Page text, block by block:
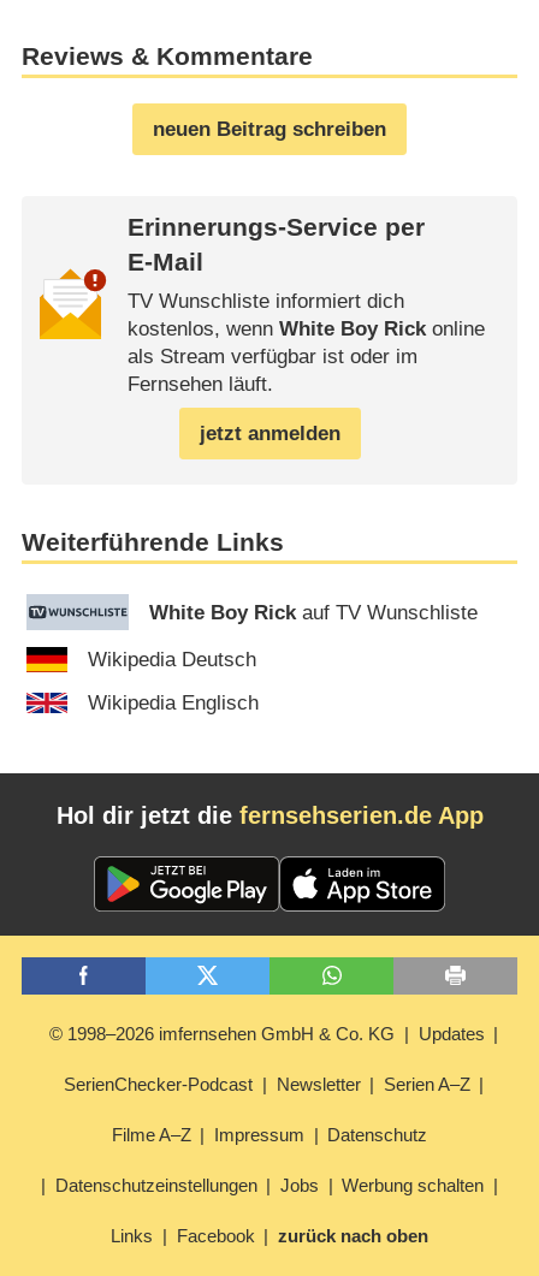
Reviews & Kommentare
neuen Beitrag schreiben
Erinnerungs-Service per
E-Mail
TV Wunschliste informiert dich
kostenlos, wenn White Boy Rickonline
als Stream verfügbar ist oder im
Fernsehen läuft.
jetzt anmelden
Weiterführende Links
White Boy Rickauf TV Wunschliste
Wikipedia Deutsch
Wikipedia Englisch
Hol dir jetzt die fernsehserien.de App
© 1998–2026 imfernsehen GmbH & Co. KG Updates
SerienChecker-Podcast Newsletter Serien A–Z
Filme A–Z Impressum Datenschutz
Datenschutzeinstellungen Jobs Werbung schalten
Links Facebook zurück nach oben